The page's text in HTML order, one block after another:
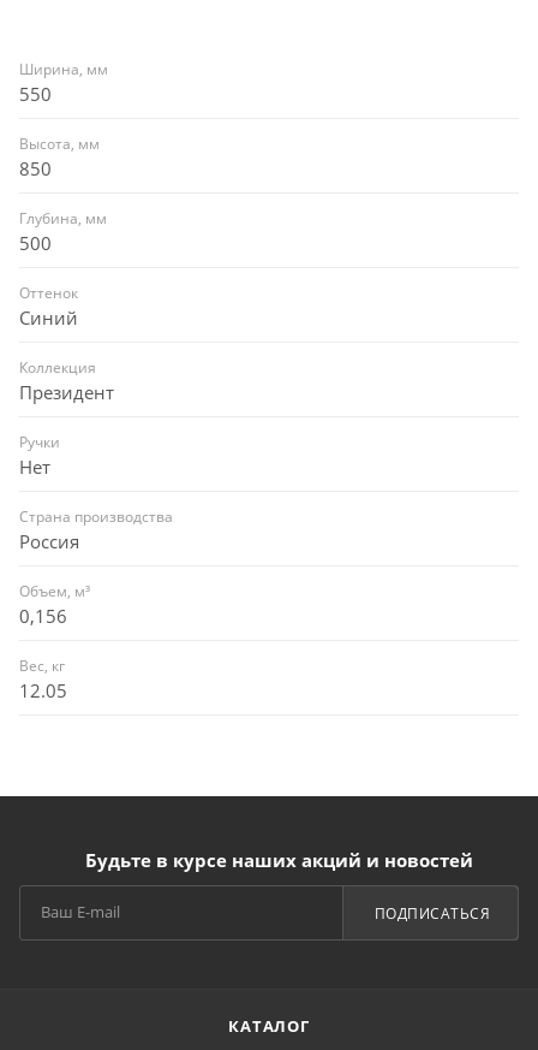
Ширина, мм
550
Высота, мм
850
Глубина, мм
500
Оттенок
Синий
Коллекция
Президент
Ручки
Нет
Страна производства
Россия
Объем, м³
0,156
Вес, кг
12.05
Будьте в курсе наших акций и новостей
ПОДПИСАТЬСЯ
КАТАЛОГ